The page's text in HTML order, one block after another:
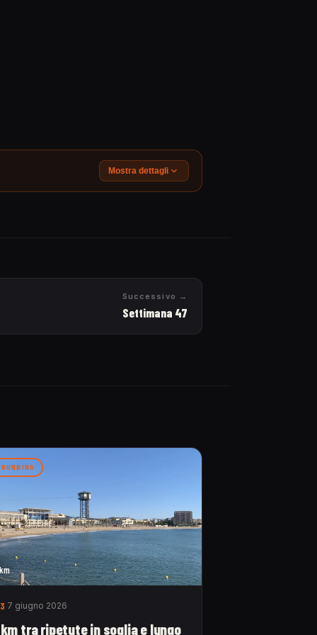
Mostra dettagli
Successivo →
Settimana 47
km
RUNNING
7 giugno 2026
km tra ripetute in soglia e lungo